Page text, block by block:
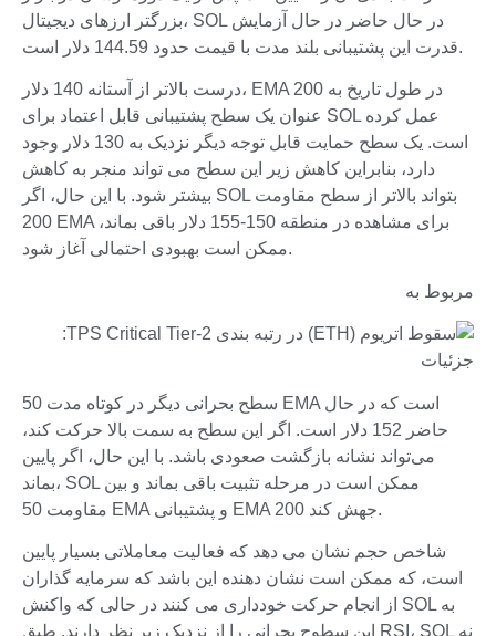
بزرگتر ارزهای دیجیتال، SOL در حال حاضر در حال آزمایش
قدرت این پشتیبانی بلند مدت با قیمت حدود 144.59 دلار است.
درست بالاتر از آستانه 140 دلار، EMA 200 در طول تاریخ به
عنوان یک سطح پشتیبانی قابل اعتماد برای SOL عمل کرده
است. یک سطح حمایت قابل توجه دیگر نزدیک به 130 دلار وجود
دارد، بنابراین کاهش زیر این سطح می تواند منجر به کاهش
بیشتر شود. با این حال، اگر SOL بتواند بالاتر از سطح مقاومت
200 EMA برای مشاهده در منطقه 150-155 دلار باقی بماند،
ممکن است بهبودی احتمالی آغاز شود.
مربوط به
سطح بحرانی دیگر در کوتاه مدت 50 EMA است که در حال
حاضر 152 دلار است. اگر این سطح به سمت بالا حرکت کند،
می‌تواند نشانه بازگشت صعودی باشد. با این حال، اگر پایین
بماند، SOL ممکن است در مرحله تثبیت باقی بماند و بین
مقاومت 50 EMA و پشتیبانی EMA 200 جهش کند.
شاخص حجم نشان می دهد که فعالیت معاملاتی بسیار پایین
است، که ممکن است نشان دهنده این باشد که سرمایه گذاران
از انجام حرکت خودداری می کنند در حالی که واکنش SOL به
این سطوح بحرانی را از نزدیک زیر نظر دارند. طبق RSI، SOL نه